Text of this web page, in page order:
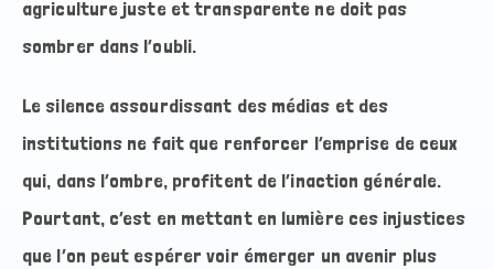
agriculture juste et transparente ne doit pas
sombrer dans l’oubli.
Le silence assourdissant des médias et des
institutions ne fait que renforcer l’emprise de ceux
qui, dans l’ombre, profitent de l’inaction générale.
Pourtant, c’est en mettant en lumière ces injustices
que l’on peut espérer voir émerger un avenir plus